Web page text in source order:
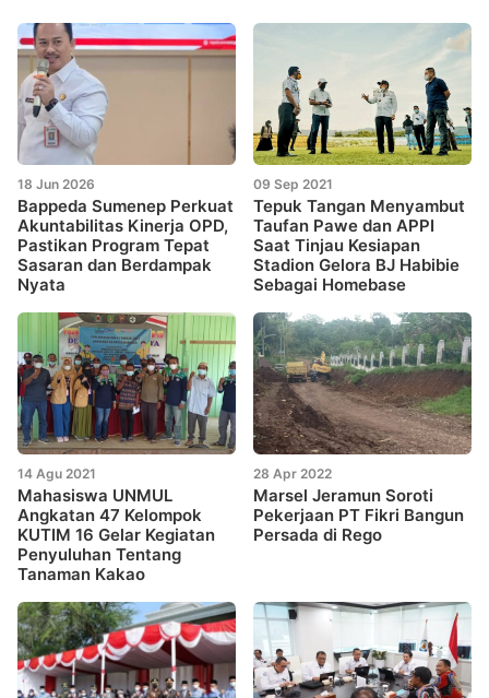
18 Jun 2026
Bappeda Sumenep Perkuat
Akuntabilitas Kinerja OPD,
Pastikan Program Tepat
Sasaran dan Berdampak
Nyata
09 Sep 2021
Tepuk Tangan Menyambut
Taufan Pawe dan APPI
Saat Tinjau Kesiapan
Stadion Gelora BJ Habibie
Sebagai Homebase
14 Agu 2021
Mahasiswa UNMUL
Angkatan 47 Kelompok
KUTIM 16 Gelar Kegiatan
Penyuluhan Tentang
Tanaman Kakao
28 Apr 2022
Marsel Jeramun Soroti
Pekerjaan PT Fikri Bangun
Persada di Rego